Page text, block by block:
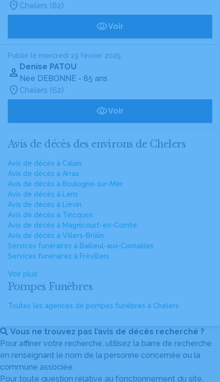
Chelers (62)
Voir
Publié le mercredi 19 février 2025
Denise PATOU
Née DEBONNE - 85 ans
Chelers (62)
Voir
Avis de décès des environs de Chelers
Avis de décès à Calais
Avis de décès à Arras
Avis de décès à Boulogne-sur-Mer
Avis de décès à Lens
Avis de décès à Liévin
Avis de décès à Tincques
Avis de décès à Magnicourt-en-Comte
Avis de décès à Villers-Brûlin
Services funéraires à Bailleul-aux-Cornailles
Services funéraires à Frévillers
Voir plus
Pompes Funèbres
Toutes les agences de pompes funèbres à Chelers
Vous ne trouvez pas l’avis de décès recherché ?
Pour affiner votre recherche, utilisez la barre de recherche
en renseignant le nom de la personne concernée ou la
commune associée.
Pour toute question relative au fonctionnement du site,